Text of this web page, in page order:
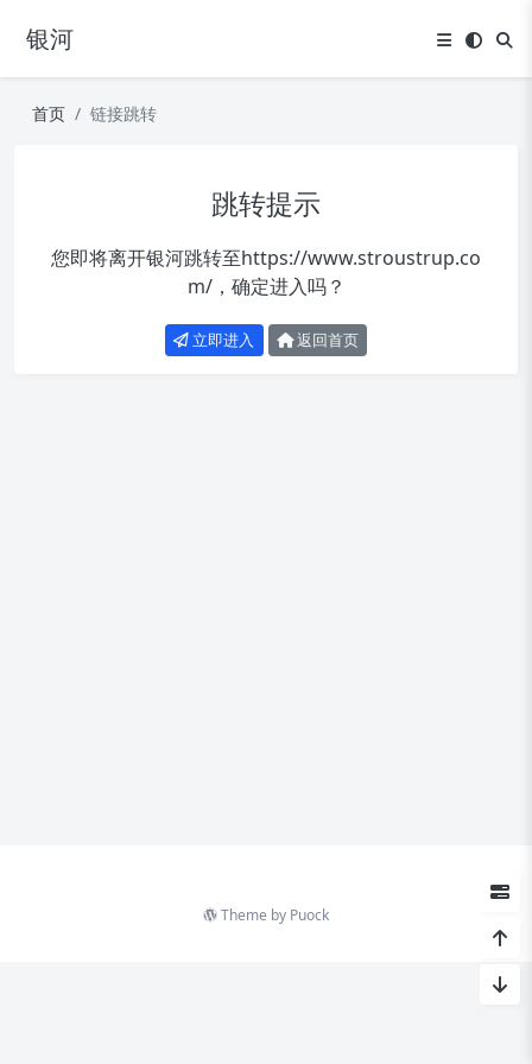
银河
首页 链接跳转
跳转提示
您即将离开银河跳转至https://www.stroustrup.co
m/，确定进入吗？
立即进入 返回首页
Theme by Puock